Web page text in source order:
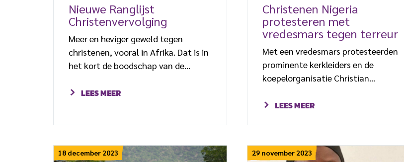
Nieuwe Ranglijst
Christenvervolging
Meer en heviger geweld tegen
christenen, vooral in Afrika. Dat is in
het kort de boodschap van de
die Open Doors vandaag
Vooral het aantal aanvallen op
kerken, winkels en huizen van
LEES MEER
Christenen Nigeria
protesteren met
vredesmars tegen terreur
Met een vredesmars protesteerden
prominente kerkleiders en de
koepelorganisatie Christian
maandag tegen de reeks bloedige
Plateau. De Nigeriaanse kerk roept
christenen wereldwijd op te bidden
LEES MEER
18 december 2023 29 november 2023